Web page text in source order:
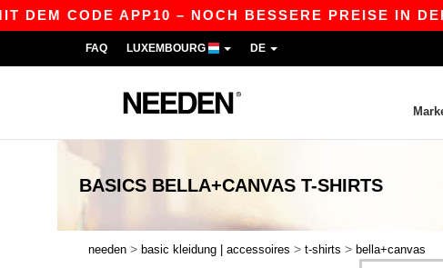
CODE APP10 – NOCH BESSERE PREISE IN DER
FAQ LUXEMBOURG DE
BASICS BELLA+CANVAS T-SHIRTS
needen > basic kleidung | accessoires > t-shirts > bella+canvas